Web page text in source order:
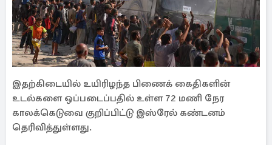
இதற்கிடையில் உயிரிழந்த பிணைக் கைதிகளின்
உடல்களை ஒப்படைப்பதில் உள்ள 72 மணி நேர
காலக்கெடுவை குறிப்பிட்டு இஸ்ரேல் கண்டனம்
தெரிவித்துள்ளது.